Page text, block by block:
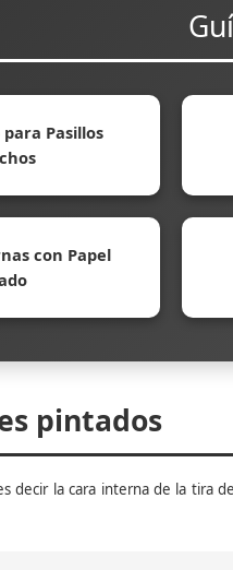
Pasillos
con Papel
pintados
decir la cara interna de la tira